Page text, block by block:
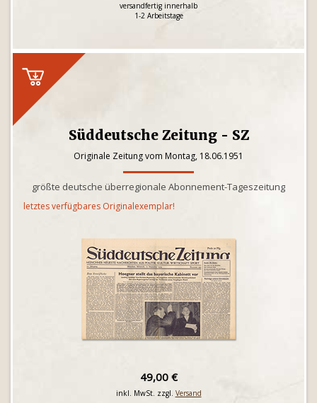
versandfertig innerhalb
1-2 Arbeitstage
Süddeutsche Zeitung - SZ
Originale Zeitung vom Montag, 18.06.1951
größte deutsche überregionale Abonnement-Tageszeitung
letztes verfügbares Originalexemplar!
49,00 €
inkl. MwSt. zzgl. Versand